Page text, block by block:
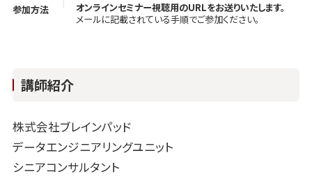
参加方法
オンラインセミナー視聴用のURLをお送りいたします。
メールに記載されている手順でご参加ください。
講師紹介
株式会社ブレインパッド
データエンジニアリングユニット
シニアコンサルタント